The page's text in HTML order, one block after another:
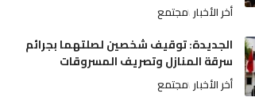
أخر الأخبار مجتمع
الجديدة: توقيف شخصين لصلتهما بجرائم
سرقة المنازل وتصريف المسروقات
أخر الأخبار مجتمع